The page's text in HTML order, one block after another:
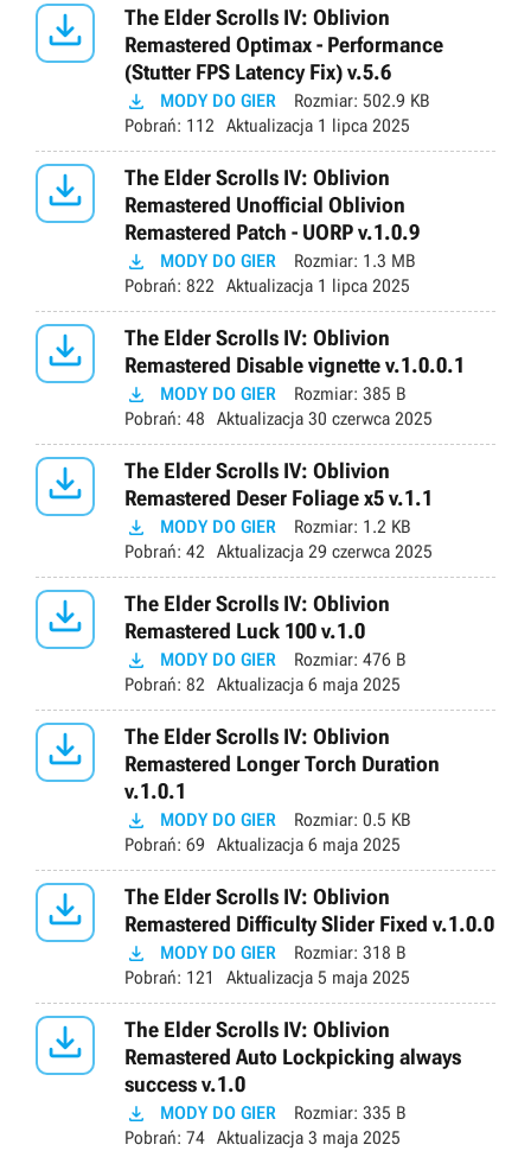

The Elder Scrolls IV: Oblivion
Remastered Optimax - Performance
(Stutter FPS Latency Fix) v.5.6
 MODY DO GIER Rozmiar: 502.9 KB
Pobrań: 112 Aktualizacja 1 lipca 2025

The Elder Scrolls IV: Oblivion
Remastered Unofficial Oblivion
Remastered Patch - UORP v.1.0.9
 MODY DO GIER Rozmiar: 1.3 MB
Pobrań: 822 Aktualizacja 1 lipca 2025

The Elder Scrolls IV: Oblivion
Remastered Disable vignette v.1.0.0.1
 MODY DO GIER Rozmiar: 385 B
Pobrań: 48 Aktualizacja 30 czerwca 2025

The Elder Scrolls IV: Oblivion
Remastered Deser Foliage x5 v.1.1
 MODY DO GIER Rozmiar: 1.2 KB
Pobrań: 42 Aktualizacja 29 czerwca 2025

The Elder Scrolls IV: Oblivion
Remastered Luck 100 v.1.0
 MODY DO GIER Rozmiar: 476 B
Pobrań: 82 Aktualizacja 6 maja 2025

The Elder Scrolls IV: Oblivion
Remastered Longer Torch Duration
v.1.0.1
 MODY DO GIER Rozmiar: 0.5 KB
Pobrań: 69 Aktualizacja 6 maja 2025

The Elder Scrolls IV: Oblivion
Remastered Difficulty Slider Fixed v.1.0.0
 MODY DO GIER Rozmiar: 318 B
Pobrań: 121 Aktualizacja 5 maja 2025

The Elder Scrolls IV: Oblivion
Remastered Auto Lockpicking always
success v.1.0
 MODY DO GIER Rozmiar: 335 B
Pobrań: 74 Aktualizacja 3 maja 2025